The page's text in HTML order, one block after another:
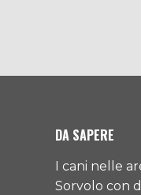
DA SAPERE
I cani nelle
Sorvolo con